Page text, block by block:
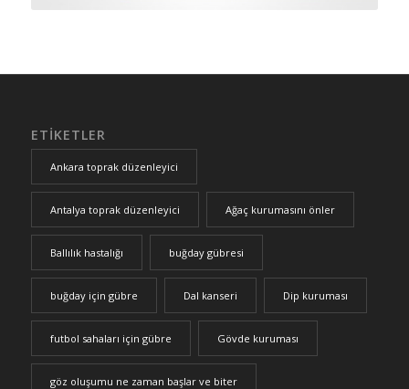
ETIKETLER
Ankara toprak düzenleyici
Antalya toprak düzenleyici Ağaç kurumasını önler
Ballılık hastalığı buğday gübresi
buğday için gübre Dal kanseri Dip kuruması
futbol sahaları için gübre Gövde kuruması
göz oluşumu ne zaman başlar ve biter